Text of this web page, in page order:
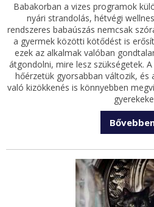
Babakorban a vizes programok
nyári strandolás, hétvégi
rendszeres babaúszás nemcsak
a gyermek közötti kötődést is
ezek az alkalmak valóban
átgondolni, mire lesz szükségetek.
hőérzetük gyorsabban változik,
való kizökkenés is könnyebben